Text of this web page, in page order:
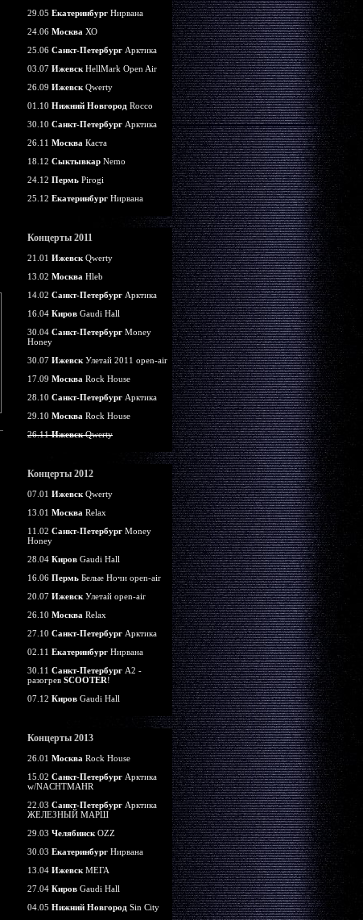
29.05 Екатеринбург Нирвана
24.06 Москва ХО
25.06 Санкт-Петербург Арктика
03.07 Ижевск HellMark Open Air
26.09 Ижевск Qwerty
01.10 Нижний Новгород Rocco
30.10 Санкт-Петербург Арктика
26.11 Москва Каста
18.12 Сыктывкар Nemo
24.12 Пермь Pirogi
25.12 Екатеринбург Нирвана
Концерты 2011
21.01 Ижевск Qwerty
13.02 Москва Hleb
14.02 Санкт-Петербург Арктика
16.04 Киров Gaudi Hall
30.04 Санкт-Петербург Money
Honey
30.07 Ижевск Улетай 2011 open-air
17.09 Москва Rock House
28.10 Санкт-Петербург Арктика
29.10 Москва Rock House
26.11ИжевскQwerty
Концерты 2012
07.01 Ижевск Qwerty
13.01 Москва Relax
11.02 Санкт-Петербург Money
Honey
28.04 Киров Gaudi Hall
16.06 Пермь Белые Ночи open-air
20.07 Ижевск Улетай open-air
26.10 Москва Relax
27.10 Санкт-Петербург Арктика
02.11 Екатеринбург Нирвана
30.11 Санкт-Петербург А2 -
разогрев SCOOTER!
07.12 Киров Gaudi Hall
Концерты 2013
26.01 Москва Rock House
15.02 Санкт-Петербург Арктика
w/NACHTMAHR
22.03 Санкт-Петербург Арктика
ЖЕЛЕЗНЫЙ МАРШ
29.03 Челябинск OZZ
30.03 Екатеринбург Нирвана
13.04 Ижевск МЕГА
27.04 Киров Gaudi Hall
04.05 Нижний Новгород Sin City